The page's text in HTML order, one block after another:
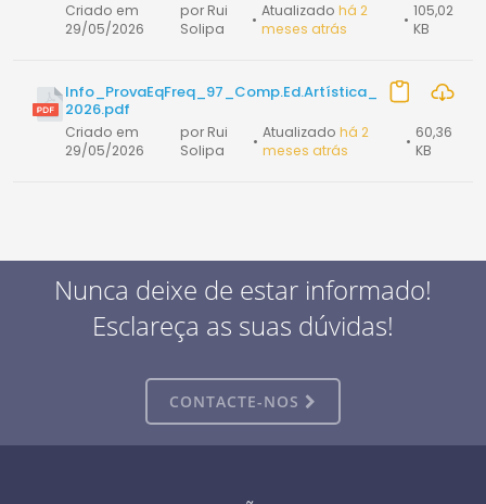
Criado em
29/05/2026
por Rui
Solipa
• Atualizado há 2
meses atrás
• 105,02
KB
Info_ProvaEqFreq_97_Comp.Ed.Artística_
2026.pdf
Criado em
29/05/2026
por Rui
Solipa
• Atualizado há 2
meses atrás
• 60,36
KB
Nunca deixe de estar informado!
Esclareça as suas dúvidas!
CONTACTE-NOS